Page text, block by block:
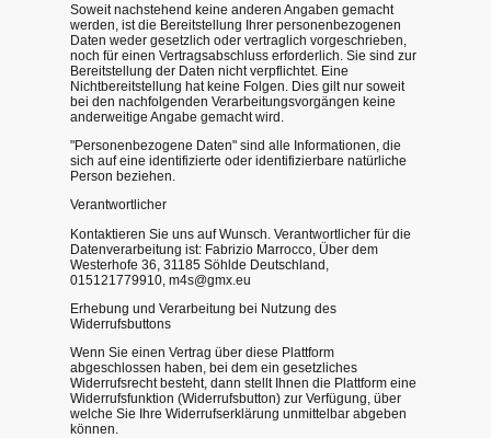
Soweit nachstehend keine anderen Angaben gemacht
werden, ist die Bereitstellung Ihrer personenbezogenen
Daten weder gesetzlich oder vertraglich vorgeschrieben,
noch für einen Vertragsabschluss erforderlich. Sie sind zur
Bereitstellung der Daten nicht verpflichtet. Eine
Nichtbereitstellung hat keine Folgen. Dies gilt nur soweit
bei den nachfolgenden Verarbeitungsvorgängen keine
anderweitige Angabe gemacht wird.
"Personenbezogene Daten" sind alle Informationen, die
sich auf eine identifizierte oder identifizierbare natürliche
Person beziehen.
Verantwortlicher
Kontaktieren Sie uns auf Wunsch. Verantwortlicher für die
Datenverarbeitung ist: Fabrizio Marrocco, Über dem
Westerhofe 36, 31185 Söhlde Deutschland,
015121779910, m4s@gmx.eu
Erhebung und Verarbeitung bei Nutzung des
Widerrufsbuttons
Wenn Sie einen Vertrag über diese Plattform
abgeschlossen haben, bei dem ein gesetzliches
Widerrufsrecht besteht, dann stellt Ihnen die Plattform eine
Widerrufsfunktion (Widerrufsbutton) zur Verfügung, über
welche Sie Ihre Widerrufserklärung unmittelbar abgeben
können.